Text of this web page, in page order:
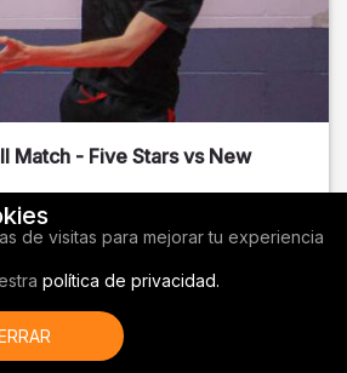
Match - Five Stars vs New
FLde visitas para mejorar tu experiencia
política de privacidad.